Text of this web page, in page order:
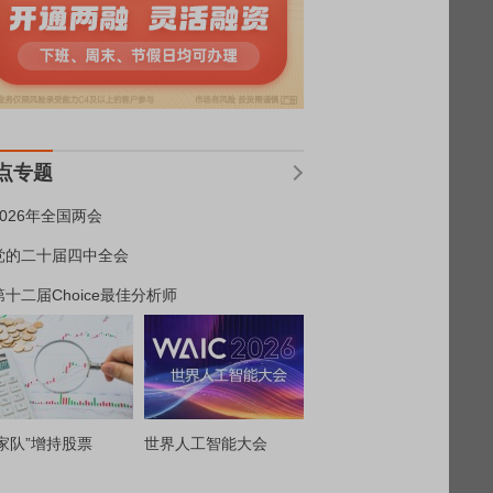
专题
年全国两会
的二十届四中全会
十二届Choice最佳分析师
队”增持股票 世界人工智能大会